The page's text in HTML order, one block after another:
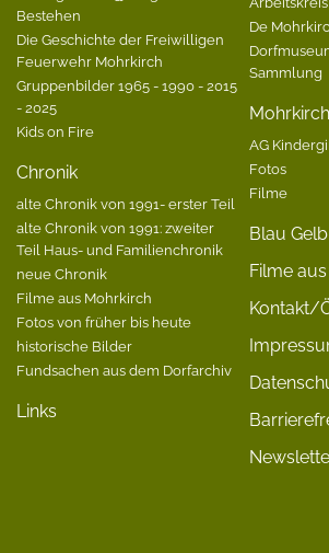
Bestehen
Die Geschichte der Freiwilligen
Feuerwehr Mohrkirch
Gruppenbilder 1965 - 1990 - 2015
- 2025
Kids on Fire
Chronik
alte Chronik von 1991- erster Teil
alte Chronik von 1991: zweiter
Teil Haus- und Familienchronik
neue Chronik
Filme aus Mohrkirch
Fotos von früher bis heute
historische Bilder
Fundsachen aus dem Dorfarchiv
Links
De
Sammlung
AG
Fotos
Filme
Blau
Filme
Kontakt/